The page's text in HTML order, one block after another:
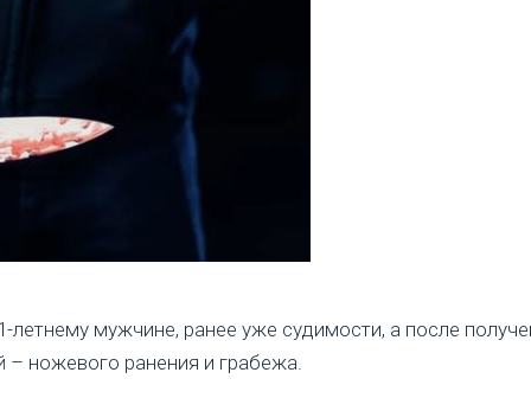
летнему мужчине, ранее уже судимости, а после
– ножевого ранения и грабежа.